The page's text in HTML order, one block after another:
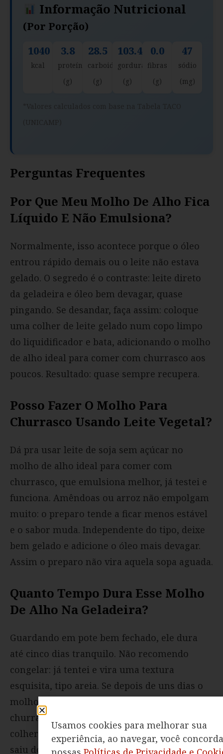
Informação Nutricional
(por Porção)
1040
kcal
3.8
proteína
(g)
28.5
carboidratos
(g)
103.4
gorduras
(g)
0.0
fibras
(g)
47
sódio
(mg)
Perguntas Frequentes
Por Que Meu Molho De Alho Fica
Líquido E Não Emulsiona?
Normalmente, isso acontece porque o óleo
entrou rápido demais ou o leite não estava
gelado. O segredo é o contraste: leite direto
da geladeira e óleo bem devagar, quase
pingando. Se desandar, faça assim: coloque
uma colher de leite gelado num copo limpo
do liquidificador e bata, adicionando o molho
de alho ideal para comer com churrasco aos
poucos. Resultado: quase sempre recupera.
Posso Fazer O Molho Para
Churrasco Usando Leite Vegetal?
Dá pra usar leite de soja sem açúcar no
molho de alho ideal para comer com
churrasco, que emulsiona melhor, já testei e
funciona. Amêndoas ou arroz não empolgam
muito: o preparo tende a ficar menos estável
e o sabor muda. Independente do tipo, deixe
bem gelado e adicione o óleo mais devagar.
Assim o preparo não vira aquela sopa aguada.
Quanto Tempo Dura Esse Molho
De Alho Na Geladeira?
Guardando em pote bem fechado, ele dura
até cinco dias tranquilo. Não recomendo
congelar: já tentei e vira uma textura
esquisita, tipo areia. Se depois de uns dias o
molho de alho ideal para comer com
churrasco separar, só misturar com uma
colher e fica bom de novo, do jeitinho que
saiu do liquidificador.
Usamos cookies para melhorar sua
experiência, ao navegar, você